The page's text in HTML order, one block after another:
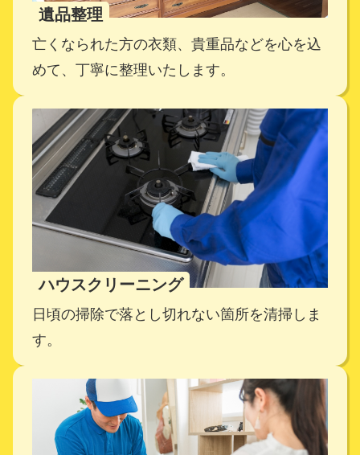
遺品整理
亡くなられた方の衣類、貴重品などを心を込
めて、丁寧に整理いたします。
ハウスクリーニング
日頃の掃除で落とし切れない箇所を清掃しま
す。